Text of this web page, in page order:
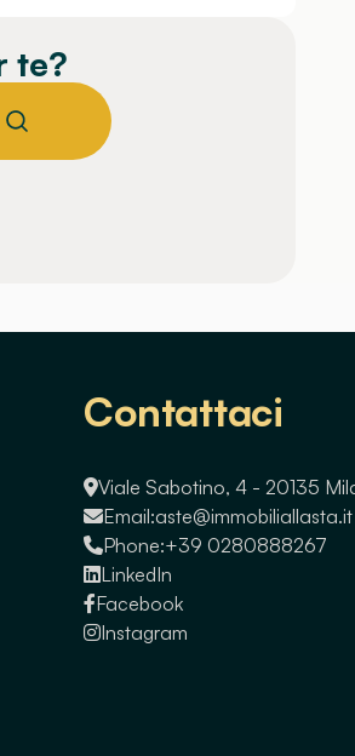
te?
Contattaci
Viale Sabotino, 4 - 20135
Email:aste@immobiliallasta.it
Phone:+39 0280888267
LinkedIn
Facebook
Instagram